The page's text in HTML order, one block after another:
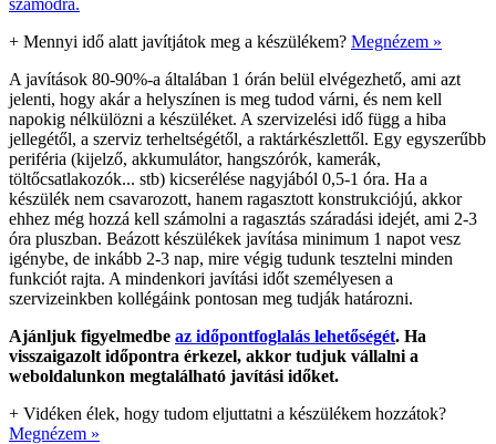
+ Mennyi idő alatt javítjátok meg a készülékem? Megnézem »
A javítások 80-90%-a általában 1 órán belül elvégezhető, ami azt
jelenti, hogy akár a helyszínen is meg tudod várni, és nem kell
napokig nélkülözni a készüléket. A szervizelési idő függ a hiba
jellegétől, a szerviz terheltségétől, a raktárkészlettől. Egy egyszerűbb
periféria (kijelző, akkumulátor, hangszórók, kamerák,
töltőcsatlakozók... stb) kicserélése nagyjából 0,5-1 óra. Ha a
készülék nem csavarozott, hanem ragasztott konstrukciójú, akkor
ehhez még hozzá kell számolni a ragasztás száradási idejét, ami 2-3
óra pluszban. Beázott készülékek javítása minimum 1 napot vesz
igénybe, de inkább 2-3 nap, mire végig tudunk tesztelni minden
funkciót rajta. A mindenkori javítási időt személyesen a
szervizeinkben kollégáink pontosan meg tudják határozni.
Ajánljuk figyelmedbe az időpontfoglalás lehetőségét. Ha
visszaigazolt időpontra érkezel, akkor tudjuk vállalni a
weboldalunkon megtalálható javítási időket.
+ Vidéken élek, hogy tudom eljuttatni a készülékem hozzátok?
Megnézem »